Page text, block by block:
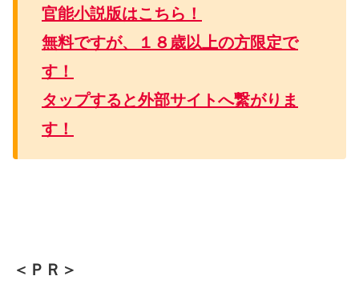
官能小説版はこちら！
無料ですが、１８歳以上の方限定で
す！
タップすると外部サイトへ繋がりま
す！
＜ＰＲ＞